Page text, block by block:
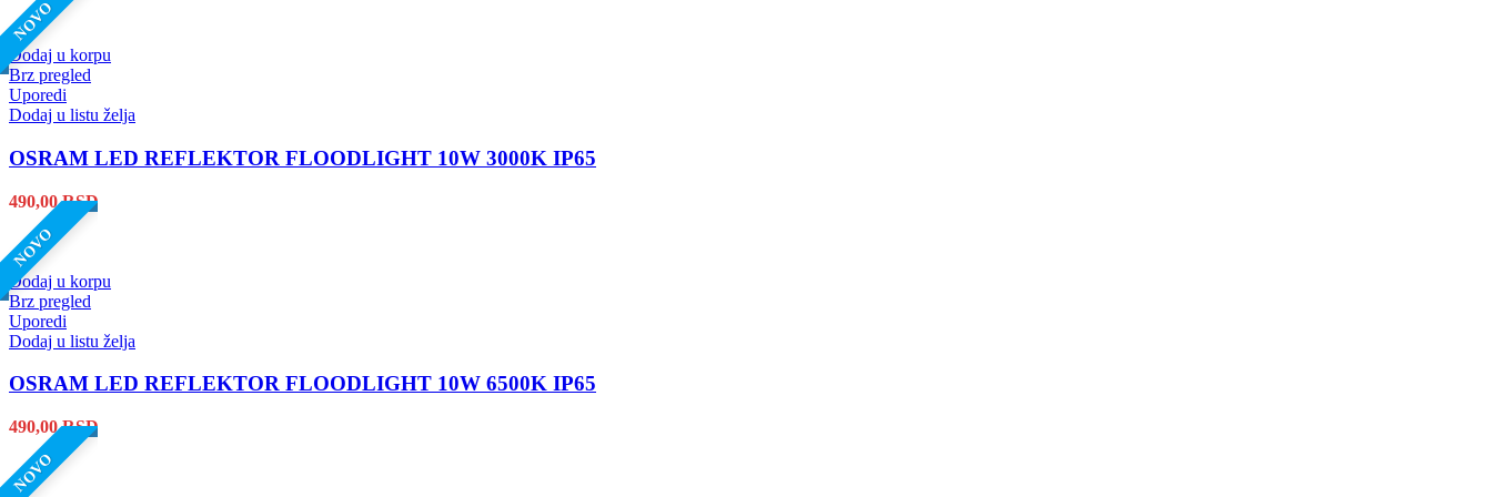
Dodaj u korpu
Brz pregled
Uporedi
Dodaj u listu želja
OSRAM LED REFLEKTOR FLOODLIGHT 10W 3000K IP65
NOVO
490,00RSD
Dodaj u korpu
Brz pregled
Uporedi
Dodaj u listu želja
OSRAM LED REFLEKTOR FLOODLIGHT 10W 6500K IP65
NOVO
490,00RSD
NOVO